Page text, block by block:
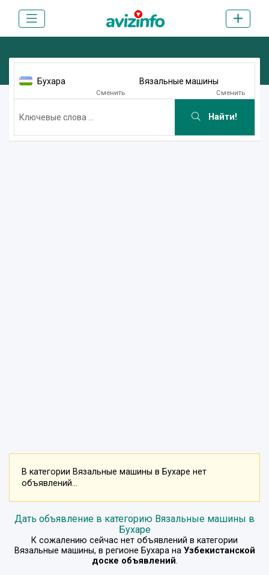
Бухара
Сменить
Вязальные машины
Сменить
Найти!
В категории Вязальные машины в Бухаре нет
объявлений...
Дать объявление в категорию Вязальные машины в
Бухаре
К сожалению сейчас нет объявлений в категории
Вязальные машины, в регионе Бухарана Узбекистанской
доске объявлений.